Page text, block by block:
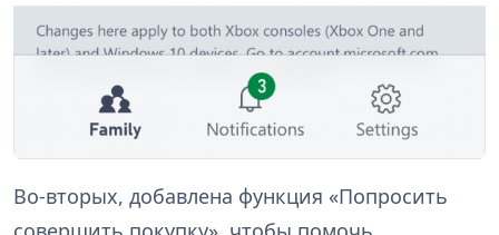
Во-вторых, добавлена функция «Попросить